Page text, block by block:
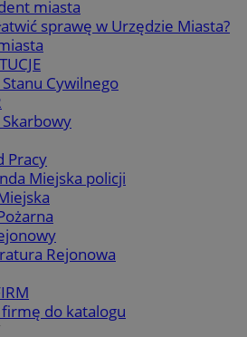
miasta
sprawę w Urzędzie Miasta?
Cywilnego
Pracy
Miejska policji
Rejonowa
do katalogu